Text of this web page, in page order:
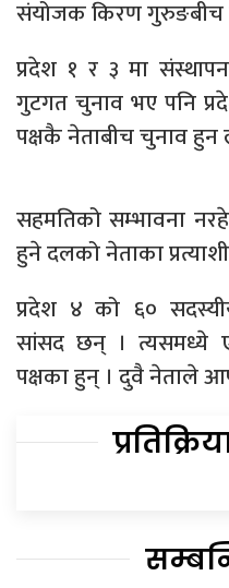
संयोजक किरण गुरुङबीच
प्रदेश १ र ३ मा
गुटगत चुनाव भए पनि
पक्षकै नेताबीच चुनाव हुन
सहमतिको सम्भावना
हुने दलको नेताका
प्रदेश ४ को ६०
सांसद छन् । त्यसमध्ये
पक्षका हुन् । दुवै नेताले